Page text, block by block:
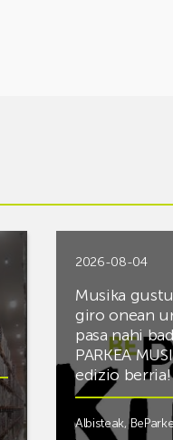
2026-08-04
Musika
giro onean
pasa nahi
PARKEA
edizio berria!
Albisteak,BeParke